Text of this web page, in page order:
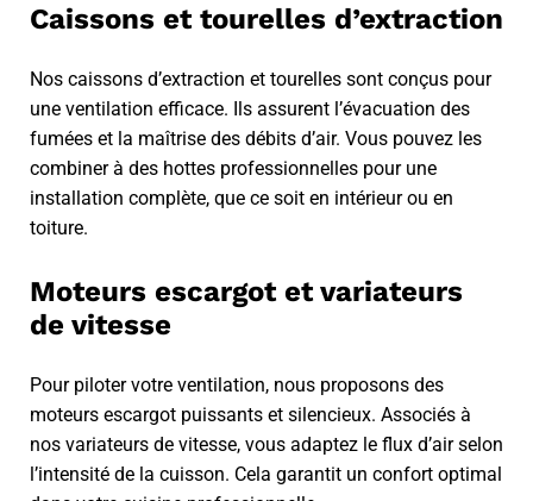
Caissons et tourelles d’extraction
Nos caissons d’extraction et tourelles sont conçus pour
une ventilation efficace. Ils assurent l’évacuation des
fumées et la maîtrise des débits d’air. Vous pouvez les
combiner à des hottes professionnelles pour une
installation complète, que ce soit en intérieur ou en
toiture.
Moteurs escargot et variateurs
de vitesse
Pour piloter votre ventilation, nous proposons des
moteurs escargot puissants et silencieux. Associés à
nos variateurs de vitesse, vous adaptez le flux d’air selon
l’intensité de la cuisson. Cela garantit un confort optimal